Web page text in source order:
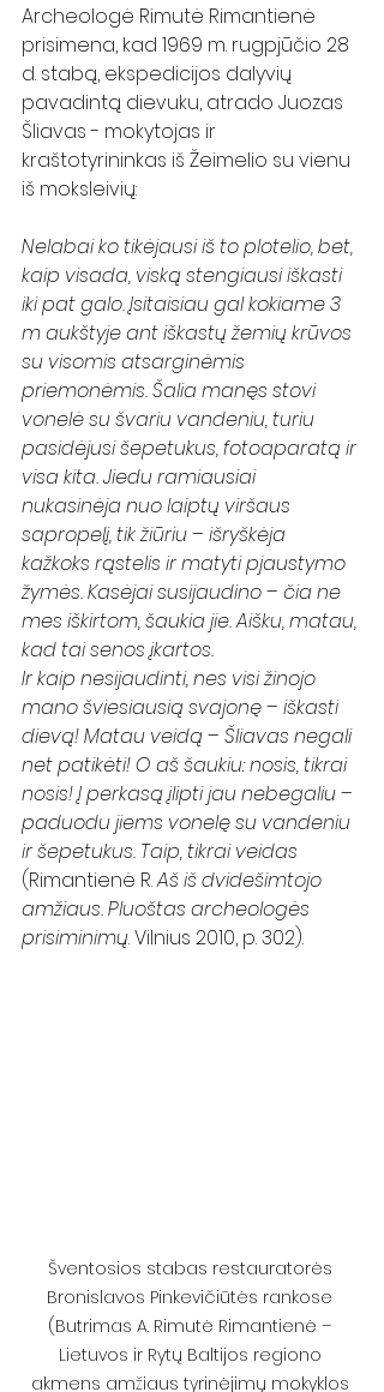
Archeologė Rimutė Rimantienė
prisimena, kad 1969 m. rugpjūčio 28
d. stabą, ekspedicijos dalyvių
pavadintą dievuku, atrado Juozas
Šliavas - mokytojas ir
kraštotyrininkas iš Žeimelio su vienu
iš moksleivių:
Nelabai ko tikėjausi iš to plotelio, bet,
kaip visada, viską stengiausi iškasti
iki pat galo. Įsitaisiau gal kokiame 3
m aukštyje ant iškastų žemių krūvos
su visomis atsarginėmis
priemonėmis. Šalia manęs stovi
vonelė su švariu vandeniu, turiu
pasidėjusi šepetukus, fotoaparatą ir
visa kita. Jiedu ramiausiai
nukasinėja nuo laiptų viršaus
sapropelį, tik žiūriu – išryškėja
kažkoks rąstelis ir matyti pjaustymo
žymės. Kasėjai susijaudino – čia ne
mes iškirtom, šaukia jie. Aišku, matau,
kad tai senos įkartos.
Ir kaip nesijaudinti, nes visi žinojo
mano šviesiausią svajonę – iškasti
dievą! Matau veidą – Šliavas negali
net patikėti! O aš šaukiu: nosis, tikrai
nosis! Į perkasą įlipti jau nebegaliu –
paduodu jiems vonelę su vandeniu
ir šepetukus. Taip, tikrai veidas
(Rimantienė R. Aš iš dvidešimtojo
amžiaus. Pluoštas archeologės
prisiminimų. Vilnius 2010, p. 302).
Šventosios stabas restauratorės
Bronislavos Pinkevičiūtės rankose
(Butrimas A. Rimutė Rimantienė –
Lietuvos ir Rytų Baltijos regiono
akmens amžiaus tyrinėjimų mokyklos